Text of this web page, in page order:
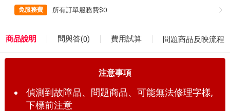
免服務費 所有訂單服務費$0
商品說明 問與答(0) 費用試算 問題商品反映流程
注意事項
偵測到故障品、問題商品、可能無法修理字樣,
下標前注意